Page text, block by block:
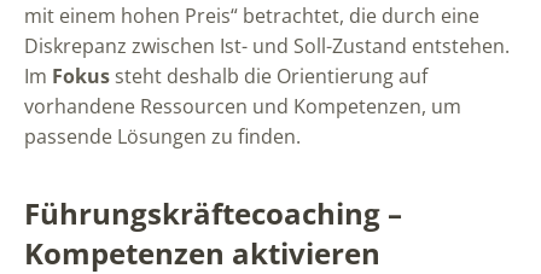
mit einem hohen Preis“ betrachtet, die durch eine
Diskrepanz zwischen Ist- und Soll-Zustand entstehen.
Im Fokus steht deshalb die Orientierung auf
vorhandene Ressourcen und Kompetenzen, um
passende Lösungen zu finden.
Führungskräftecoaching –
Kompetenzen aktivieren